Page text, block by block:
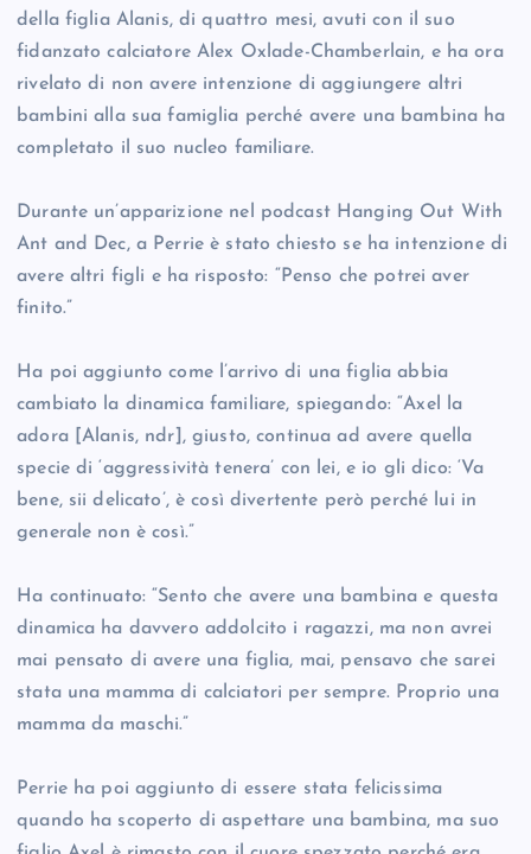
della figlia Alanis, di quattro mesi, avuti con il suo
fidanzato calciatore Alex Oxlade-Chamberlain, e ha ora
rivelato di non avere intenzione di aggiungere altri
bambini alla sua famiglia perché avere una bambina ha
completato il suo nucleo familiare.
Durante un’apparizione nel podcast Hanging Out With
Ant and Dec, a Perrie è stato chiesto se ha intenzione di
avere altri figli e ha risposto: “Penso che potrei aver
finito.”
Ha poi aggiunto come l’arrivo di una figlia abbia
cambiato la dinamica familiare, spiegando: “Axel la
adora [Alanis, ndr], giusto, continua ad avere quella
specie di ‘aggressività tenera’ con lei, e io gli dico: ‘Va
bene, sii delicato’, è così divertente però perché lui in
generale non è così.”
Ha continuato: “Sento che avere una bambina e questa
dinamica ha davvero addolcito i ragazzi, ma non avrei
mai pensato di avere una figlia, mai, pensavo che sarei
stata una mamma di calciatori per sempre. Proprio una
mamma da maschi.”
Perrie ha poi aggiunto di essere stata felicissima
quando ha scoperto di aspettare una bambina, ma suo